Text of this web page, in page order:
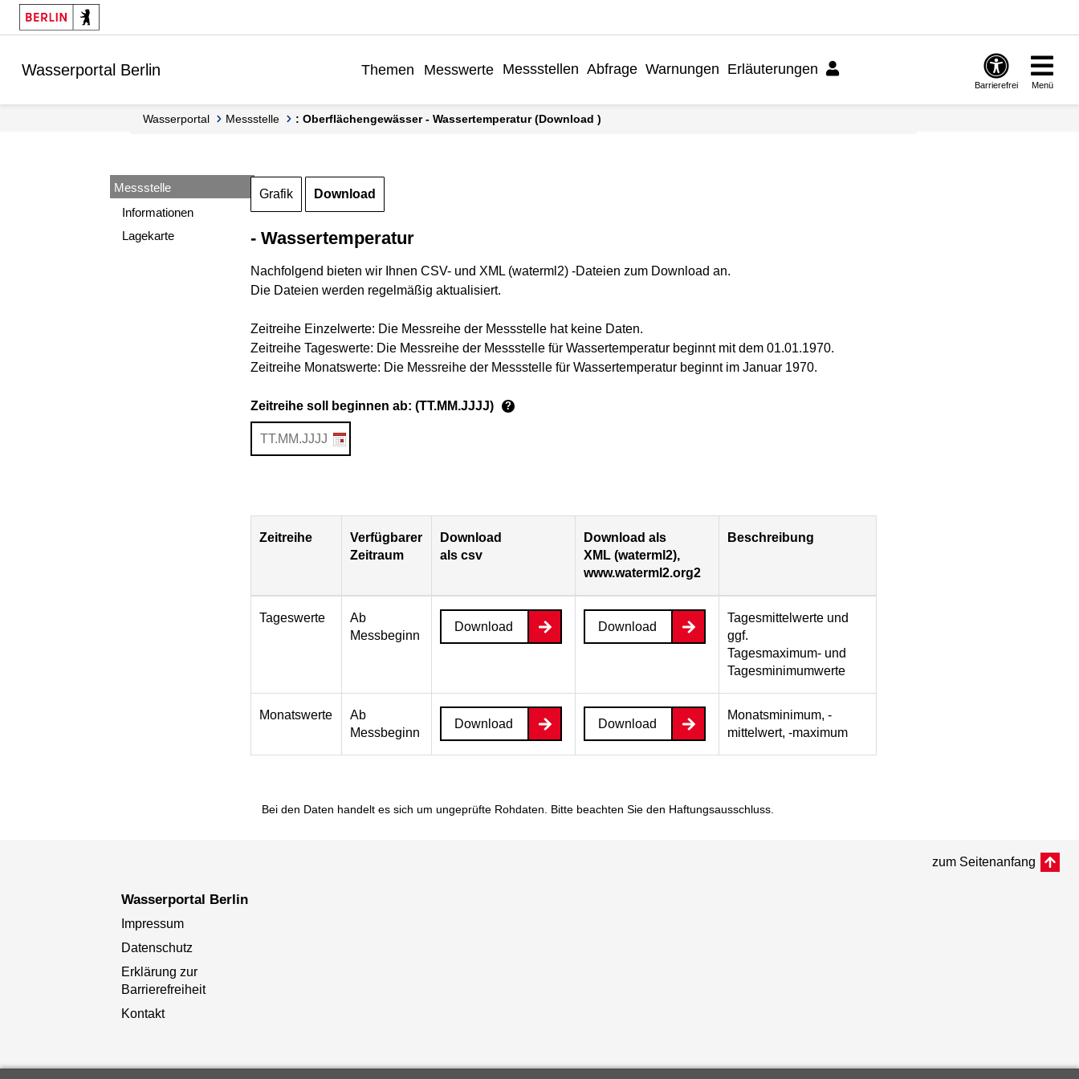
Springe zur Navigation
Springe zum Inhalt
Wasserportal Berlin Themen Messwerte Messstellen Abfrage Warnungen Erläuterungen
Barrierefrei Menü
Wasserportal Messstelle : Oberflächengewässer - Wassertemperatur (Download )
Messstelle
Informationen
Lagekarte
Grafik Download
- Wassertemperatur
Nachfolgend bieten wir Ihnen CSV- und XML (waterml2) -Dateien zum Download an.
Die Dateien werden regelmäßig aktualisiert.
Zeitreihe Einzelwerte: Die Messreihe der Messstelle hat keine Daten.
Zeitreihe Tageswerte: Die Messreihe der Messstelle für Wassertemperatur beginnt mit dem 01.01.1970.
Zeitreihe Monatswerte: Die Messreihe der Messstelle für Wassertemperatur beginnt im Januar 1970.
Zeitreihe soll beginnen ab: (TT.MM.JJJJ) ?
Zeitreihe
Verfügbarer
Zeitraum
Download
als csv
Download als
XML (waterml2),
www.waterml2.org2
Beschreibung
Tageswerte
Ab
Messbeginn
Download Download
Tagesmittelwerte und
ggf.
Tagesmaximum- und
Tagesminimumwerte
Monatswerte
Ab
Messbeginn
Download Download
Monatsminimum, -
mittelwert, -maximum
Bei den Daten handelt es sich um ungeprüfte Rohdaten. Bitte beachten Sie den Haftungsausschluss.
zum Seitenanfang
Wasserportal Berlin
Impressum
Datenschutz
Erklärung zur
Barrierefreiheit
Kontakt